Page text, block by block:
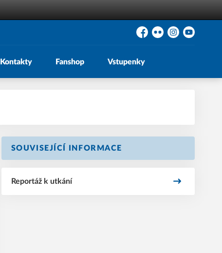
Facebook
Flickr Instagram
YouTube
Kontakty Fanshop Vstupenky
SOUVISEJÍCÍ INFORMACE
Reportáž k utkání